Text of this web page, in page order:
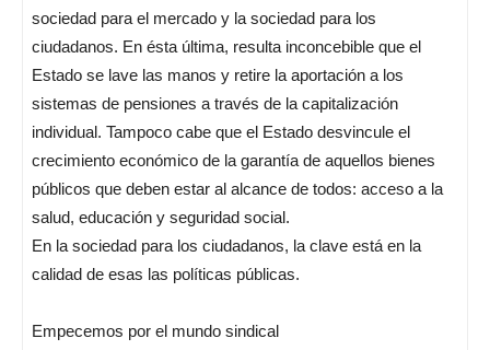
sociedad para el mercado y la sociedad para los
ciudadanos. En ésta última, resulta inconcebible que el
Estado se lave las manos y retire la aportación a los
sistemas de pensiones a través de la capitalización
individual. Tampoco cabe que el Estado desvincule el
crecimiento económico de la garantía de aquellos bienes
públicos que deben estar al alcance de todos: acceso a la
salud, educación y seguridad social.
En la sociedad para los ciudadanos, la clave está en la
calidad de esas las políticas públicas.
Empecemos por el mundo sindical